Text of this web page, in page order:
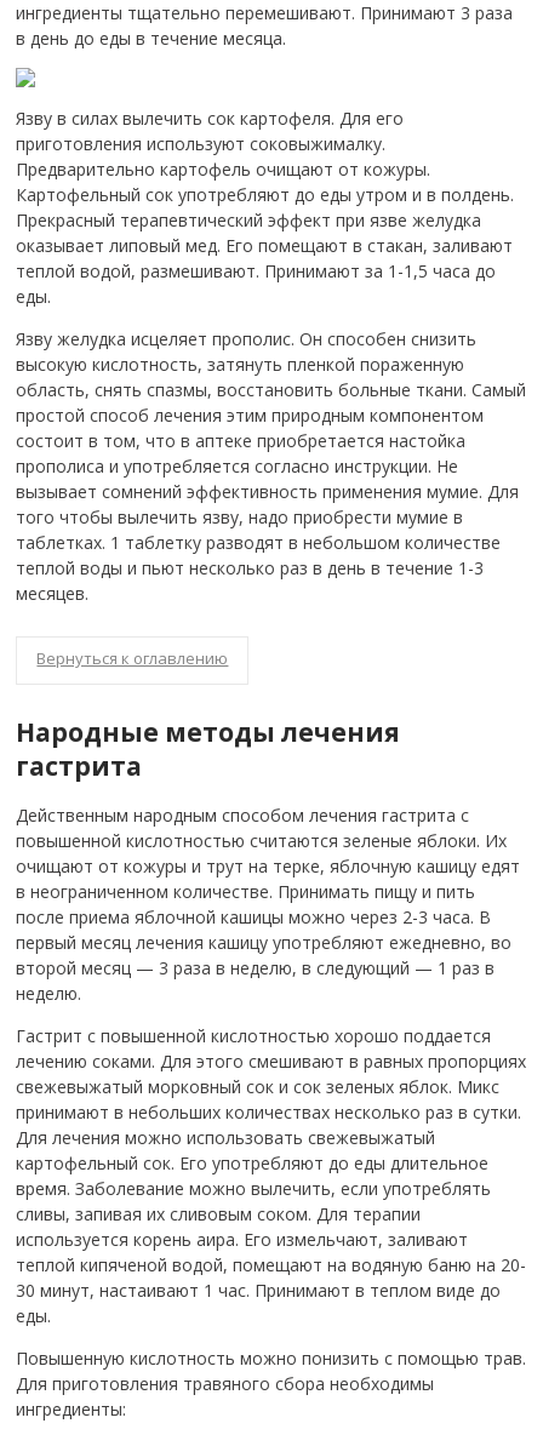
ингредиенты тщательно перемешивают. Принимают 3 раза
в день до еды в течение месяца.
Язву в силах вылечить сок картофеля. Для его
приготовления используют соковыжималку.
Предварительно картофель очищают от кожуры.
Картофельный сок употребляют до еды утром и в полдень.
Прекрасный терапевтический эффект при язве желудка
оказывает липовый мед. Его помещают в стакан, заливают
теплой водой, размешивают. Принимают за 1-1,5 часа до
еды.
Язву желудка исцеляет прополис. Он способен снизить
высокую кислотность, затянуть пленкой пораженную
область, снять спазмы, восстановить больные ткани. Самый
простой способ лечения этим природным компонентом
состоит в том, что в аптеке приобретается настойка
прополиса и употребляется согласно инструкции. Не
вызывает сомнений эффективность применения мумие. Для
того чтобы вылечить язву, надо приобрести мумие в
таблетках. 1 таблетку разводят в небольшом количестве
теплой воды и пьют несколько раз в день в течение 1-3
месяцев.
Вернуться к оглавлению
Народные методы лечения
гастрита
Действенным народным способом лечения гастрита с
повышенной кислотностью считаются зеленые яблоки. Их
очищают от кожуры и трут на терке, яблочную кашицу едят
в неограниченном количестве. Принимать пищу и пить
после приема яблочной кашицы можно через 2-3 часа. В
первый месяц лечения кашицу употребляют ежедневно, во
второй месяц — 3 раза в неделю, в следующий — 1 раз в
неделю.
Гастрит с повышенной кислотностью хорошо поддается
лечению соками. Для этого смешивают в равных пропорциях
свежевыжатый морковный сок и сок зеленых яблок. Микс
принимают в небольших количествах несколько раз в сутки.
Для лечения можно использовать свежевыжатый
картофельный сок. Его употребляют до еды длительное
время. Заболевание можно вылечить, если употреблять
сливы, запивая их сливовым соком. Для терапии
используется корень аира. Его измельчают, заливают
теплой кипяченой водой, помещают на водяную баню на 20-
30 минут, настаивают 1 час. Принимают в теплом виде до
еды.
Повышенную кислотность можно понизить с помощью трав.
Для приготовления травяного сбора необходимы
ингредиенты: